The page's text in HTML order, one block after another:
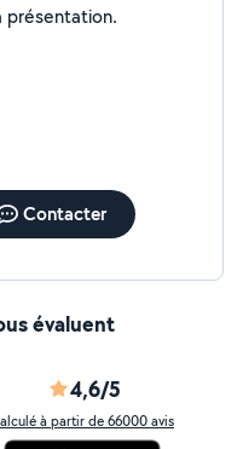
Je n'ai pas encore renseigné ma présentation.
Contacter
évaluent
4,6/5
à partir de 66000 avis